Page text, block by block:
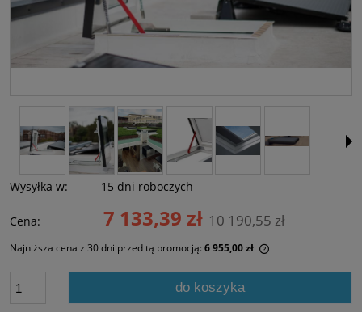
Wysyłka w: 15 dni roboczych
Cena: 7 133,39 zł 10 190,55 zł
Najniższa cena z 30 dni przed tą promocją: 6 955,00 zł
do koszyka